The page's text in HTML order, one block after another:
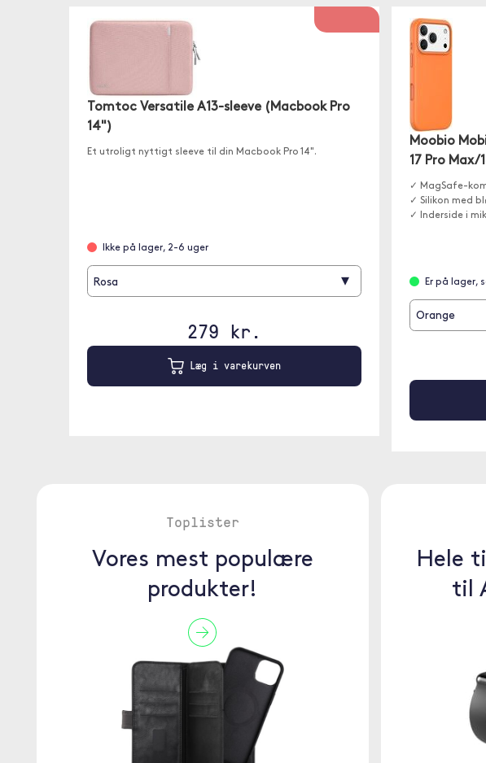
Tomtoc Versatile A13-sleeve (Macbook Pro
14")
Et utroligt nyttigt sleeve til din Macbook Pro 14".
Ikke på lager, 2-6 uger
Rosa ▾
279 kr.
Læg i varekurven
Moobio
17 Pro Max/
✓ MagSafe-
✓ Silikon med
✓ Inderside i
Er på lager,
Orange
Toplister
Vores mest populære
produkter!
Hele
til